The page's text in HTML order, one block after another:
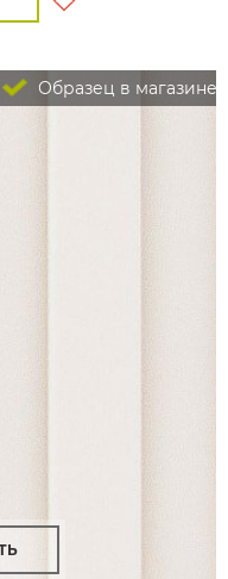
Образец в магазине